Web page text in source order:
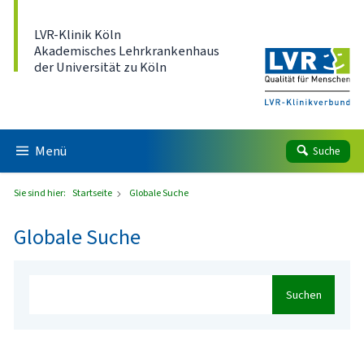
LVR-Klinik Köln
Akademisches Lehrkrankenhaus
der Universität zu Köln
Menü Suche
Sie sind hier: Startseite Globale Suche
Globale Suche
Suchen